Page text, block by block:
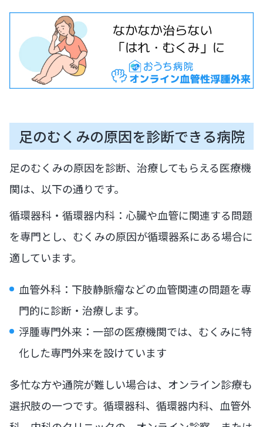
足のむくみの原因を診断できる病院
足のむくみの原因を診断、治療してもらえる医療機
関は、以下の通りです。
循環器科・循環器内科：心臓や血管に関連する問題
を専門とし、むくみの原因が循環器系にある場合に
適しています。
血管外科：下肢静脈瘤などの血管関連の問題を専
門的に診断・治療します。
浮腫専門外来：一部の医療機関では、むくみに特
化した専門外来を設けています
多忙な方や通院が難しい場合は、オンライン診療も
選択肢の一つです。循環器科、循環器内科、血管外